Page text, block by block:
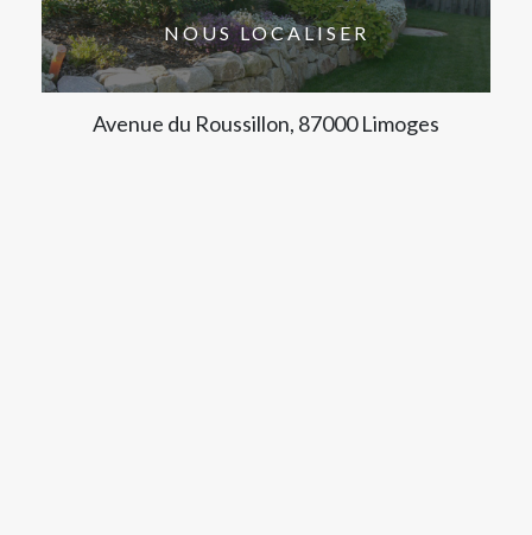
NOUS LOCALISER
Avenue du Roussillon, 87000 Limoges